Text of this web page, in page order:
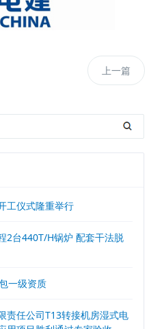
上一篇
工仪式隆重举行
2台440T/H锅炉 配套干法脱
一级资质
责任公司T13转接机房湿式电